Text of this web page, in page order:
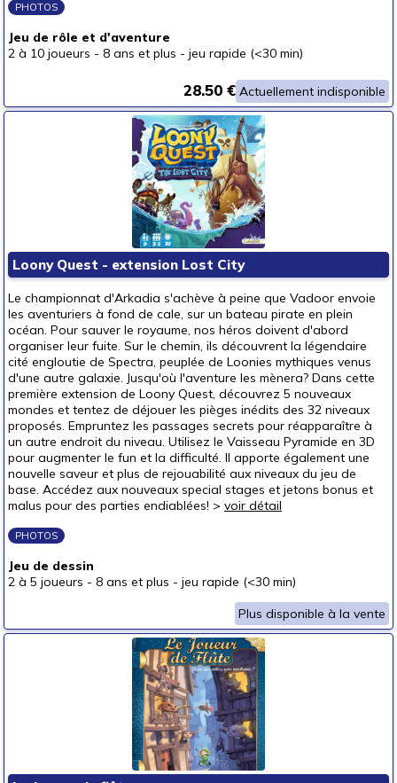
PHOTOS
Jeu de rôle et d'aventure
2 à 10 joueurs - 8 ans et plus - jeu rapide (<30 min)
Actuellement indisponible
28.50 €
Loony Quest - extension Lost City
Le championnat d'Arkadia s'achève à peine que Vadoor envoie
les aventuriers à fond de cale, sur un bateau pirate en plein
océan. Pour sauver le royaume, nos héros doivent d'abord
organiser leur fuite. Sur le chemin, ils découvrent la légendaire
cité engloutie de Spectra, peuplée de Loonies mythiques venus
d'une autre galaxie. Jusqu'où l'aventure les mènera? Dans cette
première extension de Loony Quest, découvrez 5 nouveaux
mondes et tentez de déjouer les pièges inédits des 32 niveaux
proposés. Empruntez les passages secrets pour réapparaître à
un autre endroit du niveau. Utilisez le Vaisseau Pyramide en 3D
pour augmenter le fun et la difficulté. Il apporte également une
nouvelle saveur et plus de rejouabilité aux niveaux du jeu de
base. Accédez aux nouveaux special stages et jetons bonus et
malus pour des parties endiablées! > voir détail
PHOTOS
Jeu de dessin
2 à 5 joueurs - 8 ans et plus - jeu rapide (<30 min)
Plus disponible à la vente